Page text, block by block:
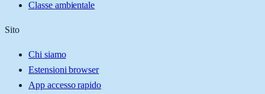
Classe ambientale
Sito
Chi siamo
Estensioni browser
App accesso rapido